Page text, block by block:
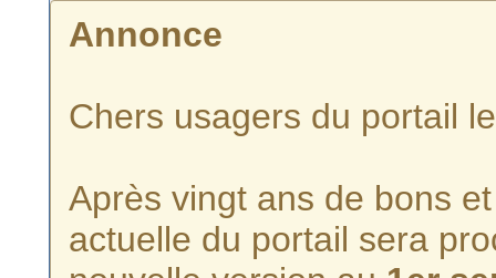
Annonce
Chers usagers du portail
Après vingt ans de bons
actuelle du portail sera